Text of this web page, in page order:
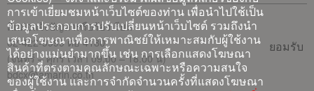
ติดต่อแจ้งปัญหาหรือร้องเรียน
02-422-9999 ต่อ 4180
(จันทร์ – ศุกร์ เวลา 09.00 – 18.00 น)
bdcx@amarin.co.th
การเข้าเยี่ยมชมหน้าเว็บไซต์ของท่าน เพื่อนำไปใช้เป็น
ข้อมูลประกอบการปรับเปลี่ยนหน้าเว็บไซต์ รวมถึงนำ
เสนอโฆษณาเพื่อการพาณิชย์ให้เหมาะสมกับผู้ใช้งาน
ได้อย่างแม่นยำมากขึ้น เช่น การเลือกแสดงโฆษณา
สินค้าที่ตรงตามคุณลักษณะเฉพาะหรือความสนใจ
ของผู้ใช้งาน และการจำกัดจำนวนครั้งที่แสดงโฆษณา
ยอมรับ